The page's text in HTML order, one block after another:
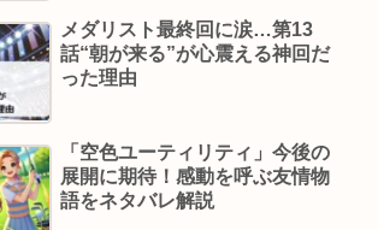
メダリスト最終回に涙…第13
話“朝が来る”が心震える神回だ
った理由
「空色ユーティリティ」今後の
展開に期待！感動を呼ぶ友情物
語をネタバレ解説